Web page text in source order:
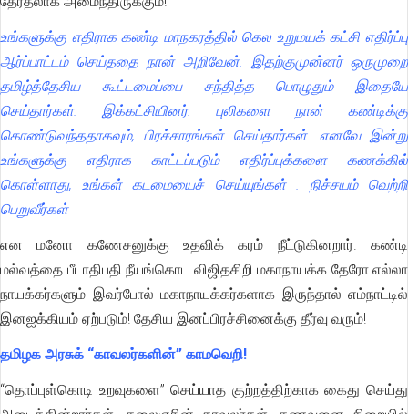
உங்களுக்கு எதிராக கண்டி மாநகரத்தில் கெல உறுமயக் கட்சி எதிர்ப்பு
ஆர்ப்பாட்டம் செய்ததை நான் அறிவேன். இதற்குமுன்னர் ஒருமுறை
தமிழ்த்தேசிய கூட்டமைப்பை சந்தித்த பொழுதும் இதையே
செய்தார்கள். இக்கட்சியினர். புலிகளை நான் கண்டிக்கு
கொண்டுவந்ததாகவும், பிரச்சாரங்கள் செய்தார்கள். எனவே இன்று
உங்களுக்கு எதிராக காட்டப்படும் எதிர்ப்புக்களை கணக்கில்
கொள்ளாது, உங்கள் கடமையைச் செய்யுங்கள் . நிச்சயம் வெற்றி
பெறுவீர்கள்
என மனோ கணேசனுக்கு உதவிக் கரம் நீட்டுகினறார். கண்டி
மல்வத்தை பீடாதிபதி நீயங்கொட விஜிதசிறி மகாநாயக்க தேரோ எல்லா
நாயக்கர்களும் இவர்போல் மகாநாயக்கர்களாக இருந்தால் எம்நாட்டில்
இனஐக்கியம் ஏற்படும்! தேசிய இனப்பிரச்சினைக்கு தீர்வு வரும்!
தமிழக அரசுக் “காவலர்களின்” காமவெறி!
“தொப்புள்கொடி உறவுகளை” செய்யாத குற்றத்திற்காக கைது செய்து